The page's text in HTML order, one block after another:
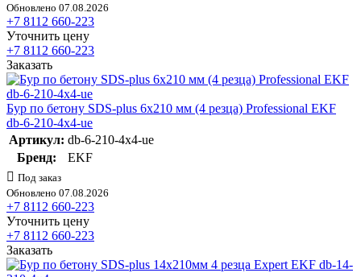
Обновлено 07.08.2026
+7 8112 660-223
Уточнить цену
+7 8112 660-223
Заказать
Бур по бетону SDS-plus 6х210 мм (4 резца) Professional EKF
db-6-210-4x4-ue
Артикул: db-6-210-4x4-ue
Бренд:
EKF
Под заказ
Обновлено 07.08.2026
+7 8112 660-223
Уточнить цену
+7 8112 660-223
Заказать